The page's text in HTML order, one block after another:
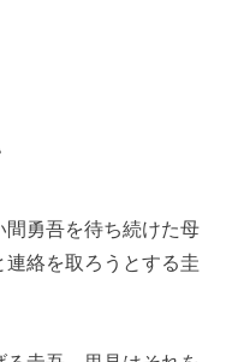
勇吾を待ち続けた母
絡を取ろうとする圭